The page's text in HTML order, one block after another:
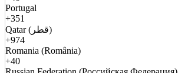
Portugal
+351
Qatar (قطر)
+974
Romania (România)
+40